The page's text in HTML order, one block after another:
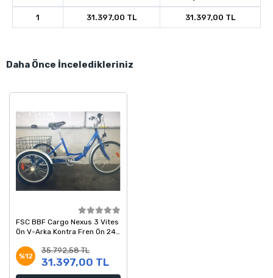
1 31.397,00 TL 31.397,00 TL
Daha Önce İnceledikleriniz
FSC BBF Cargo Nexus 3 Vites
Ön V-Arka Kontra Fren Ön 24-
Bisikleti Mavi
%12
35.792,58 TL
31.397,00 TL